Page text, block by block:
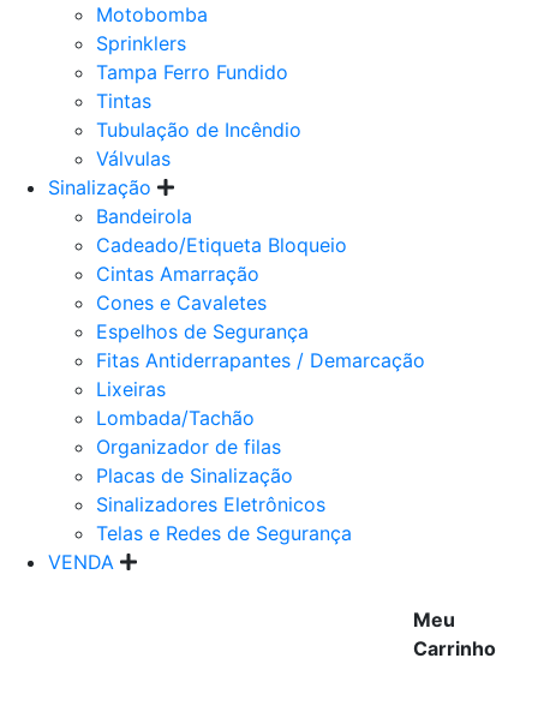
Motobomba
Sprinklers
Tampa Ferro Fundido
Tintas
Tubulação de Incêndio
Válvulas
Sinalização
Bandeirola
Cadeado/Etiqueta Bloqueio
Cintas Amarração
Cones e Cavaletes
Espelhos de Segurança
Fitas Antiderrapantes / Demarcação
Lixeiras
Lombada/Tachão
Organizador de filas
Placas de Sinalização
Sinalizadores Eletrônicos
Telas e Redes de Segurança
VENDA
Meu
Carrinho